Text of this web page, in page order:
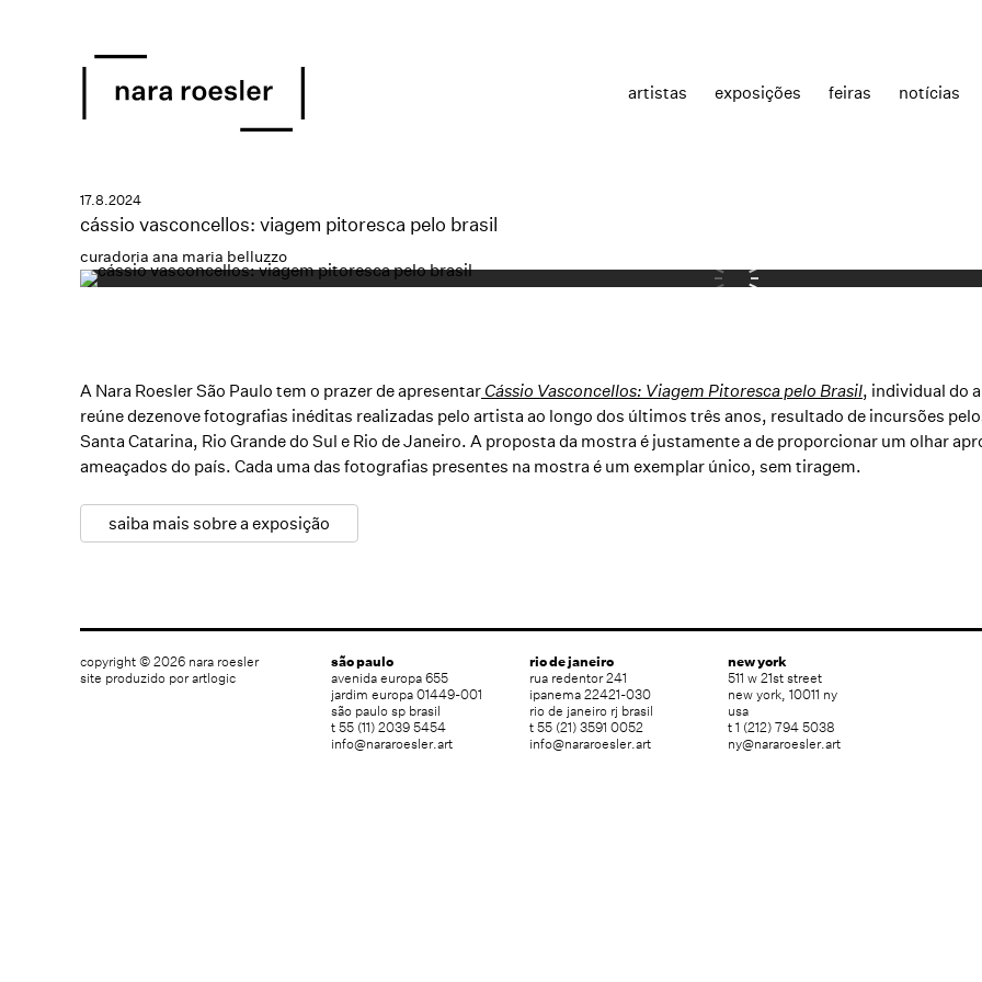
artistas exposições feiras notícias
17.8.2024
cássio vasconcellos: viagem pitoresca pelo brasil
curadoria ana maria belluzzo
A Nara Roesler São Paulo tem o prazer de apresentar Cássio Vasconcellos: Viagem Pitoresca pelo Brasil, individual do
reúne dezenove fotografias inéditas realizadas pelo artista ao longo dos últimos três anos, resultado de incursões
Santa Catarina, Rio Grande do Sul e Rio de Janeiro. A proposta da mostra é justamente a de proporcionar um olhar
ameaçados do país. Cada uma das fotografias presentes na mostra é um exemplar único, sem tiragem.
saiba mais sobre a exposição
new york
511 w 21st street
new york, 10011 ny
usa
t 1 (212) 794 5038
ny@nararoesler.art
rio de janeiro
rua redentor 241
ipanema 22421-030
rio de janeiro rj brasil
t 55 (21) 3591 0052
info@nararoesler.art
são paulo
avenida europa 655
jardim europa 01449-001
são paulo sp brasil
t 55 (11) 2039 5454
info@nararoesler.art
copyright © 2026 nara roesler
site produzido por artlogic